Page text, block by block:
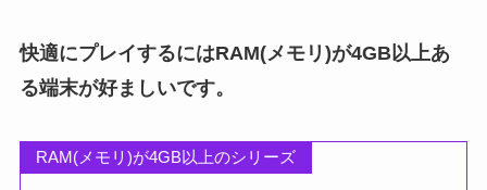
快適にプレイするにはRAM(メモリ)が4GB以上あ
る端末が好ましいです。
RAM(メモリ)が4GB以上のシリーズ